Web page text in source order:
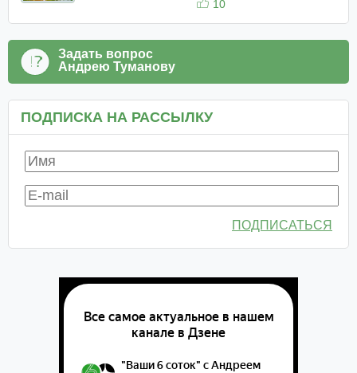
10
Задать вопрос
Андрею Туманову
ПОДПИСКА НА РАССЫЛКУ
ПОДПИСАТЬСЯ